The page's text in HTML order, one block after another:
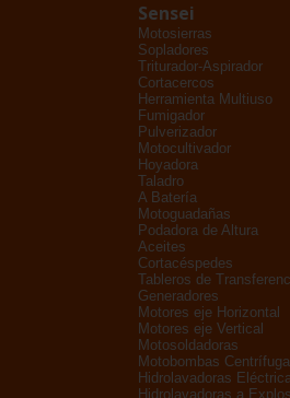
Sensei
Motosierras
Sopladores
Triturador-Aspirador
Cortacercos
Herramienta Multiuso
Fumigador
Pulverizador
Motocultivador
Hoyadora
Taladro
A Batería
Motoguadañas
Podadora de Altura
Aceites
Cortacéspedes
Tableros de
Generadores
Motores eje Horizontal
Motores eje Vertical
Motosoldadoras
Motobombas
Hidrolavadoras
Hidrolavadoras a